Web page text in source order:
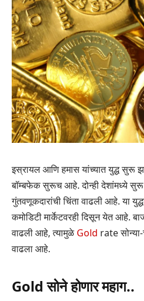
इस्रायल आणि हमास यांच्यात युद्ध सुरू
बॉम्बफेक सुरूच आहे. दोन्ही देशांमध्ये सुरू
गुंतवणूकदारांची चिंता वाढली आहे. या
कमोडिटी मार्केटवरही दिसून येत आहे.
वाढली आहे, त्यामुळे Gold rate सोन्या-
वाढला आहे.
Gold सोने होणार महाग..